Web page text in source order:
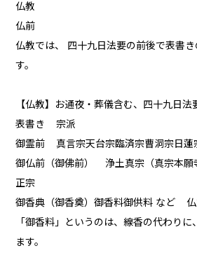
仏教
仏前
仏教では、 四十九日法要の前後で表書
す。
【仏教】お通夜・葬儀含む、四十九日法
表書き 宗派
御霊前 真言宗天台宗臨済宗曹洞宗日蓮
御仏前（御佛前） 浄土真宗（真宗本願
正宗
御香典（御香奠）御香料御供料 など
「御香料」というのは、線香の代わり
ます。